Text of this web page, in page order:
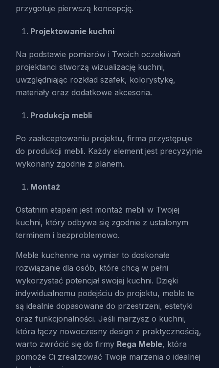
przygotuje pierwszą koncepcję.
Projektowanie kuchni
Na podstawie pomiarów i Twoich oczekiwań
projektanci stworzą wizualizację kuchni,
uwzględniając rozkład szafek, kolorystykę,
materiały oraz dodatkowe akcesoria.
Produkcja mebli
Po zaakceptowaniu projektu, firma przystępuje
do produkcji mebli. Każdy element jest precyzyjnie
wykonany zgodnie z planem.
Montaż
Ostatnim etapem jest montaż mebli w Twojej
kuchni, który odbywa się zgodnie z ustalonym
terminem i bezproblemowo.
Meble kuchenne na wymiar to doskonałe
rozwiązanie dla osób, które chcą w pełni
wykorzystać potencjał swojej kuchni. Dzięki
indywidualnemu podejściu do projektu, meble te
są idealnie dopasowane do przestrzeni, estetyki
oraz funkcjonalności. Jeśli marzysz o kuchni,
która łączy nowoczesny design z praktycznością,
warto zwrócić się do firmy Rega Meble, która
pomoże Ci zrealizować Twoje marzenia o idealnej